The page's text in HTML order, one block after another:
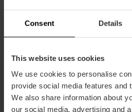
Consent Details
This website uses cookies
We use cookies to personalise
provide social media features and
We also share information about
our social media, advertising and
Dónde comer en la